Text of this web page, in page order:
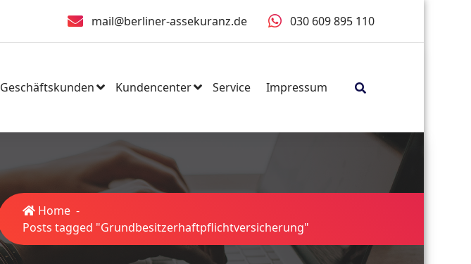
mail@berliner-assekuranz.de 030 609 895 110
Geschäftskunden Kundencenter Service Impressum
Home -
Posts tagged "Grundbesitzerhaftpflichtversicherung"